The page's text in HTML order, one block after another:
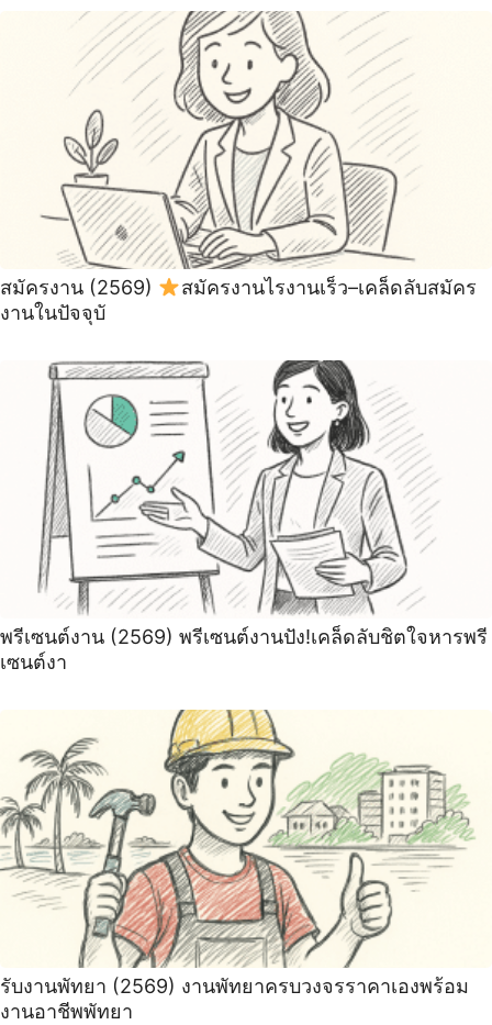
สมัครงาน (2569)
สมัครงานไรงานเร็ว–เคล็ดลับสมัคร
งานในปัจจุบั
พรีเซนต์งาน (2569) พรีเซนต์งานปัง!เคล็ดลับชิตใจหารพรี
เซนต์งา
รับงานพัทยา (2569) ️งานพัทยาครบวงจรราคาเองพร้อม
งานอาชีพพัทยา